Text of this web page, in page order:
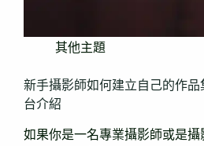
其他主題
新手攝影師如何建立自己的作
台介紹
如果你是一名專業攝影師或是